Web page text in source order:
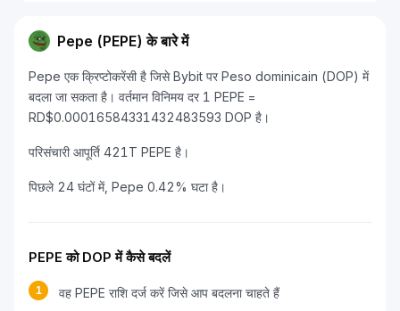
Pepe (PEPE) के बारे में
Pepe एक क्रिप्टोकरेंसी है जिसे Bybit पर Peso dominicain (DOP) में
बदला जा सकता है। वर्तमान विनिमय दर 1 PEPE =
RD$0.00016584331432483593 DOP है।
परिसंचारी आपूर्ति 421T PEPE है।
पिछले 24 घंटों में, Pepe 0.42% घटा है।
PEPE को DOP में कैसे बदलें
1 वह PEPE राशि दर्ज करें जिसे आप बदलना चाहते हैं